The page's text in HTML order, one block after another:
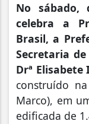
No sábado,
celebra a
Brasil, a
Secretaria
Drª Elisabete
construído
Marco), em
edificada de